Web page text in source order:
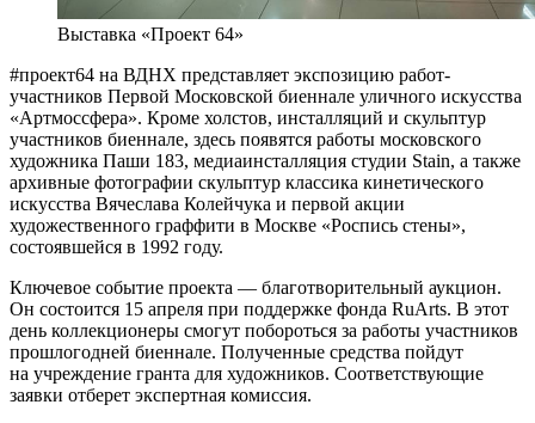
Выставка «Проект 64»
#проект64 на ВДНХ представляет экспозицию работ-
участников Первой Московской биеннале уличного искусства
«Артмоссфера». Кроме холстов, инсталляций и скульптур
участников биеннале, здесь появятся работы московского
художника Паши 183, медиаинсталляция студии Stain, а также
архивные фотографии скульптур классика кинетического
искусства Вячеслава Колейчука и первой акции
художественного граффити в Москве «Роспись стены»,
состоявшейся в 1992 году.
Ключевое событие проекта — благотворительный аукцион.
Он состоится 15 апреля при поддержке фонда RuArts. В этот
день коллекционеры смогут побороться за работы участников
прошлогодней биеннале. Полученные средства пойдут
на учреждение гранта для художников. Соответствующие
заявки отберет экспертная комиссия.